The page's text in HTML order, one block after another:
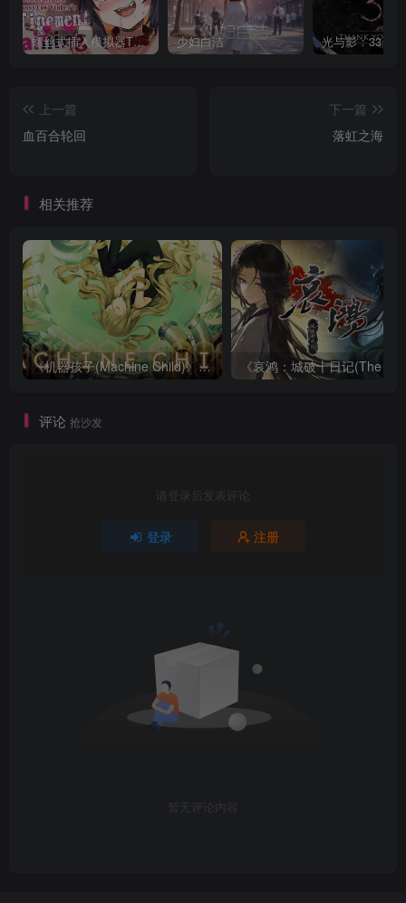
螺丝式插入模拟器TMA02 少妇白洁
上一篇
血百合轮回
下一篇
落虹之海
相关推荐
《机器孩子(Machine Child)》|v1.08.042s|中文|免安装硬盘版
评论 抢沙发
请登录后发表评论
登录 注册
暂无评论内容